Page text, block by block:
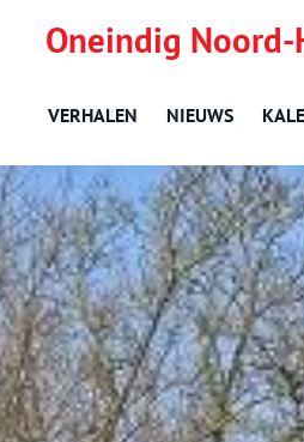
Oneindig
VERHALEN NIEUWS